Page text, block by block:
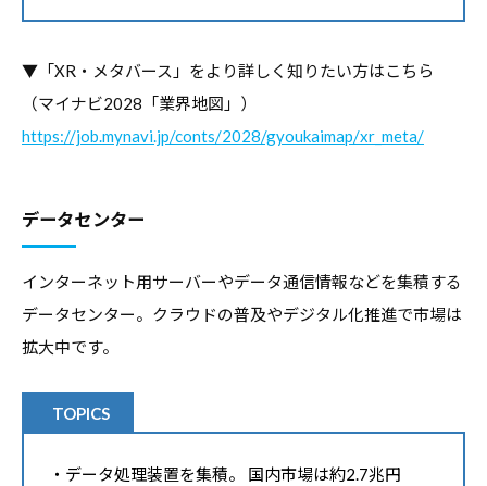
▼「XR・メタバース」をより詳しく知りたい方はこちら
（マイナビ2028「業界地図」）
https://job.mynavi.jp/conts/2028/gyoukaimap/xr_meta/
データセンター
インターネット用サーバーやデータ通信情報などを集積する
データセンター。クラウドの普及やデジタル化推進で市場は
拡大中です。
TOPICS
・データ処理装置を集積。 国内市場は約2.7兆円